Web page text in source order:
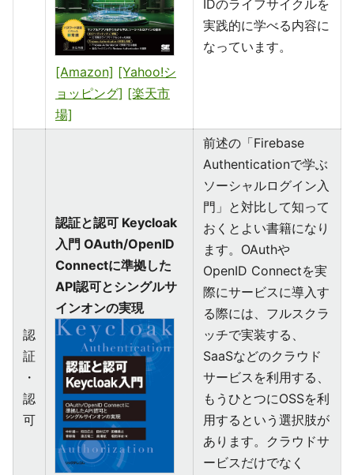
[Amazon] [Yahoo!シ
ョッピング] [楽天市
場]
IDのライフサイクルを
実践的に学べる内容に
なっています。
認
証
・
認
可
認証と認可 Keycloak
入門 OAuth/OpenID
Connectに準拠した
API認可とシングルサ
インオンの実現
前述の「Firebase
Authenticationで学ぶ
ソーシャルログイン入
門」と対比して知って
おくとよい書籍になり
ます。OAuthや
OpenID Connectを実
際にサービスに導入す
る際には、フルスクラ
ッチで実装する、
SaaSなどのクラウド
サービスを利用する、
もうひとつにOSSを利
用するという選択肢が
あります。クラウドサ
ービスだけでなく